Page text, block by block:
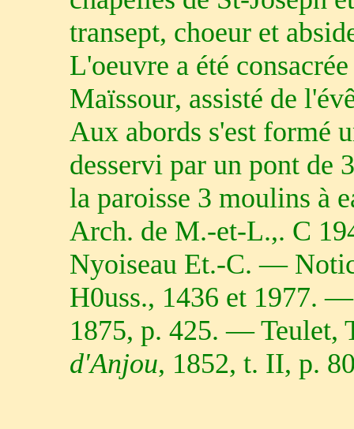
transept, choeur et
L'oeuvre a été
Maïssour, assisté de
Aux abords s'est formé
desservi par un pont de
la paroisse 3 moulins à
Arch. de M.-et-L.,. C
Nyoiseau Et.-C. —
H0uss., 1436 et 1977.
1875, p. 425. — Teulet,
d'Anjou, 1852, t. II, p.